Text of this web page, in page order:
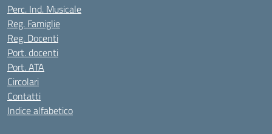
Perc. Ind. Musicale
Reg. Famiglie
Reg. Docenti
Port. docenti
Port. ATA
Circolari
Contatti
Indice alfabetico